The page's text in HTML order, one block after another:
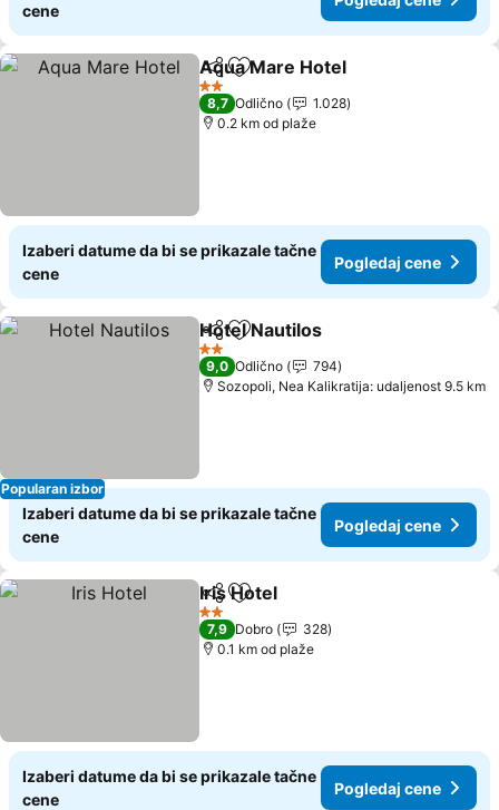
cene
Deli Dodati u favorite
Aqua Mare Hotel
2 Zvezdice
8,7 Odlično
1.028
0.2 km od plaže
Izaberi datume da bi se prikazale tačne
cene
Pogledaj cene
Popularan izbor
Deli Dodati u favorite
Hotel Nautilos
2 Zvezdice
9,0 Odlično
794
Sozopoli, Nea Kalikratija: udaljenost 9.5 km
Izaberi datume da bi se prikazale tačne
cene
Pogledaj cene
Deli Dodati u favorite
Iris Hotel
2 Zvezdice
7,9 Dobro
328
0.1 km od plaže
Izaberi datume da bi se prikazale tačne
cene
Pogledaj cene